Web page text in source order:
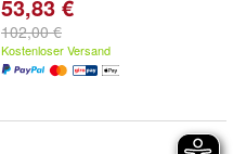
53,83 €
102,00 €
Kostenloser Versand